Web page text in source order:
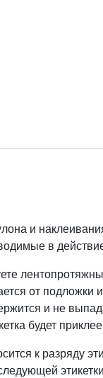
и
в
от подложки
и не
будет
к разряду